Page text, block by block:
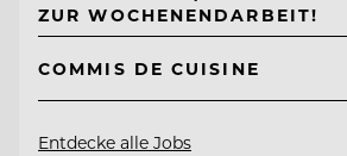
ZUR WOCHENENDARBEIT!
COMMIS DE CUISINE
Entdecke alle Jobs